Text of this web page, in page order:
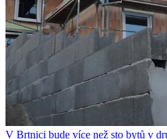
V Brtnici bude více než sto bytů v